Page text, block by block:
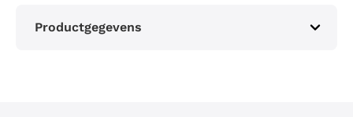
Productgegevens